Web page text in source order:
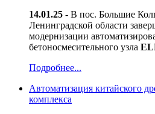
14.01.25 - В пос. Большие
Ленинградской области
модернизации
бетоносмесительного узла
Подробнее...
Автоматизация китайского
комплекса